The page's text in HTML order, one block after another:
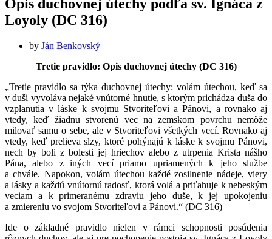
Opis duchovnej útechy podľa sv. Ignáca z
Loyoly (DC 316)
by Ján Benkovský
Tretie pravidlo: Opis duchovnej útechy (DC 316)
„Tretie pravidlo sa týka duchovnej útechy: volám útechou, keď sa
v duši vyvoláva nejaké vnútorné hnutie, s ktorým prichádza duša do
vzplanutia v láske k svojmu Stvoriteľovi a Pánovi, a rovnako aj
vtedy, keď žiadnu stvorenú vec na zemskom povrchu nemôže
milovať samu o sebe, ale v Stvoriteľovi všetkých vecí. Rovnako aj
vtedy, keď prelieva slzy, ktoré pohýnajú k láske k svojmu Pánovi,
nech by boli z bolesti jej hriechov alebo z utrpenia Krista nášho
Pána, alebo z iných vecí priamo upriamených k jeho službe
a chvále. Napokon, volám útechou každézosilnenie nádeje, viery
a lásky a každú vnútornú radosť, ktorá volá a priťahuje k nebeským
veciam a k primeranému zdraviu jeho duše, k jej upokojeniu
a zmiereniu vo svojom Stvoriteľovi a Pánovi.“ (DC 316)
Ide o základné pravidlo nielen v rámci schopnosti posúdenia